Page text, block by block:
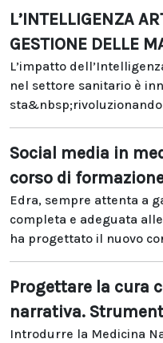
L’INTELLIGENZA
GESTIONE DELLE
L’impatto
nel settore sanitario è
Social media in
corso di
Edra, sempre attenta a
completa e adeguata
ha progettato il nuovo
Progettare la cura
narrativa.
Introdurre la Medicina